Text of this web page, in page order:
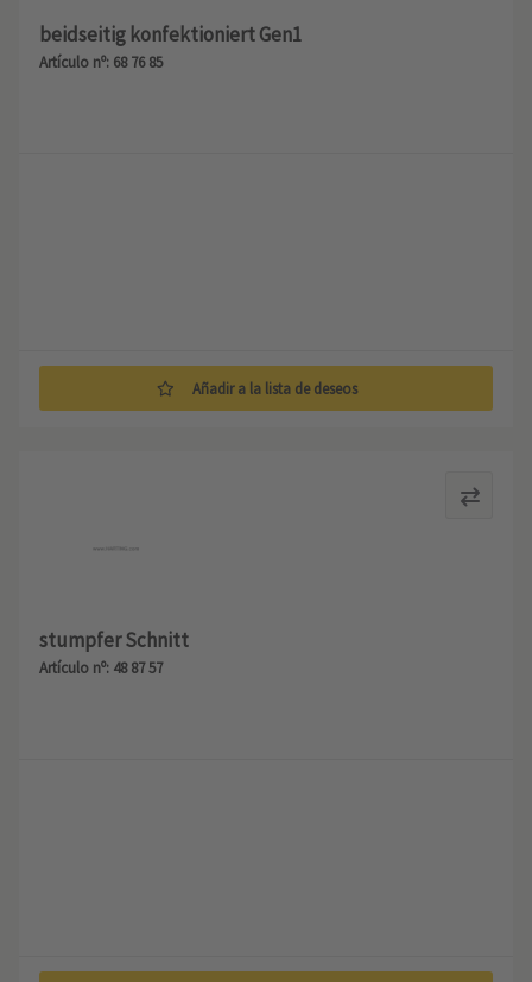
beidseitig konfektioniert Gen1
Artículo nº: 68 76 85
Añadir a la lista de deseos
stumpfer Schnitt
Artículo nº: 48 87 57